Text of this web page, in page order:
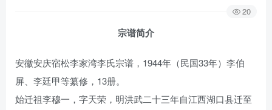
20
宗谱简介
安徽安庆宿松李家湾李氏宗谱，1944年（民国33年）李伯
屏、李廷甲等纂修，13册。
始迁祖李穆一，字天荣，明洪武二十三年自江西湖口县迁至